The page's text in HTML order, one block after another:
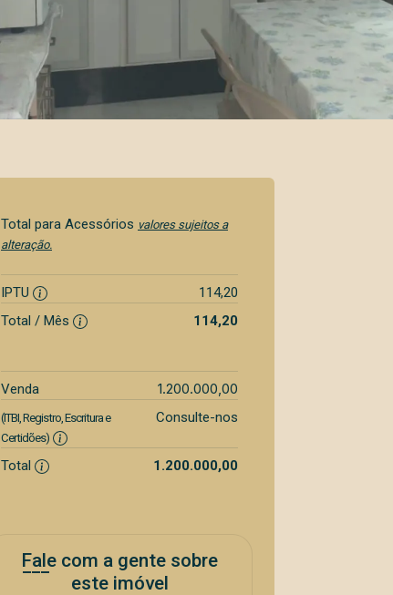
Total para Acessórios valores sujeitos a
alteração.
IPTU
114,20
Total / Mês
114,20
Venda 1.200.000,00
(ITBI, Registro, Escritura e
Certidões)
Consulte-nos
Total 1.200.000,00
Fale com a gente sobre
este imóvel